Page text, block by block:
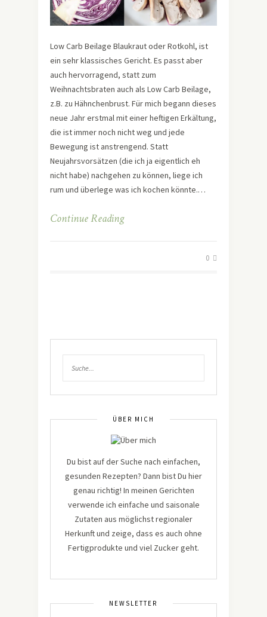
Low Carb Beilage Blaukraut oder Rotkohl, ist
ein sehr klassisches Gericht. Es passt aber
auch hervorragend, statt zum
Weihnachtsbraten auch als Low Carb Beilage,
z.B. zu Hähnchenbrust. Für mich begann dieses
neue Jahr erstmal mit einer heftigen Erkältung,
die ist immer noch nicht weg und jede
Bewegung ist anstrengend. Statt
Neujahrsvorsätzen (die ich ja eigentlich eh
nicht habe) nachgehen zu können, liege ich
rum und überlege was ich kochen könnte.…
Continue Reading
0
ÜBER MICH
Du bist auf der Suche nach einfachen,
gesunden Rezepten? Dann bist Du hier
genau richtig! In meinen Gerichten
verwende ich einfache und saisonale
Zutaten aus möglichst regionaler
Herkunft und zeige, dass es auch ohne
Fertigprodukte und viel Zucker geht.
NEWSLETTER